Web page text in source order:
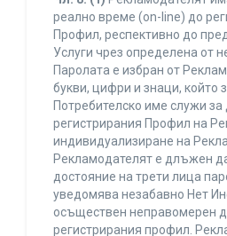
реално време (on-line) до
Профил, респективно до
Услуги чрез определена от
Паролата е избран от
букви, цифри и знаци, който
Потребителско име служи
регистрирания Профил на
индивидуализиране на
Рекламодателят е длъжен
достояние на трети лица
уведомява незабавно Нет
осъществен неправомерен
регистрирания профил.